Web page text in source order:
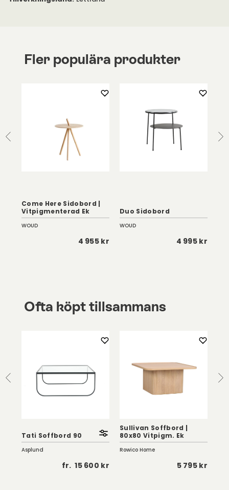
Fler populära produkter
Come Here Sidobord |
Vitpigmenterad Ek
WOUD
4 955 kr
Duo Sidobord
WOUD
4 995 kr
Ofta köpt tillsammans
Tati Soffbord 90
Asplund
fr. 15 600 kr
Sullivan Soffbord |
80x80 Vitpigm. Ek
Rowico Home
5 795 kr